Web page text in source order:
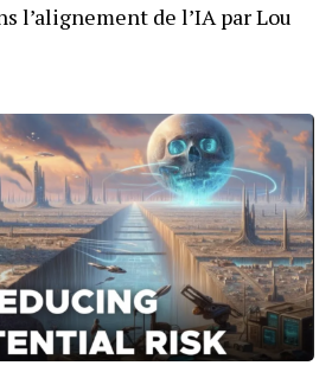
l’alignement de l’IA par Lou